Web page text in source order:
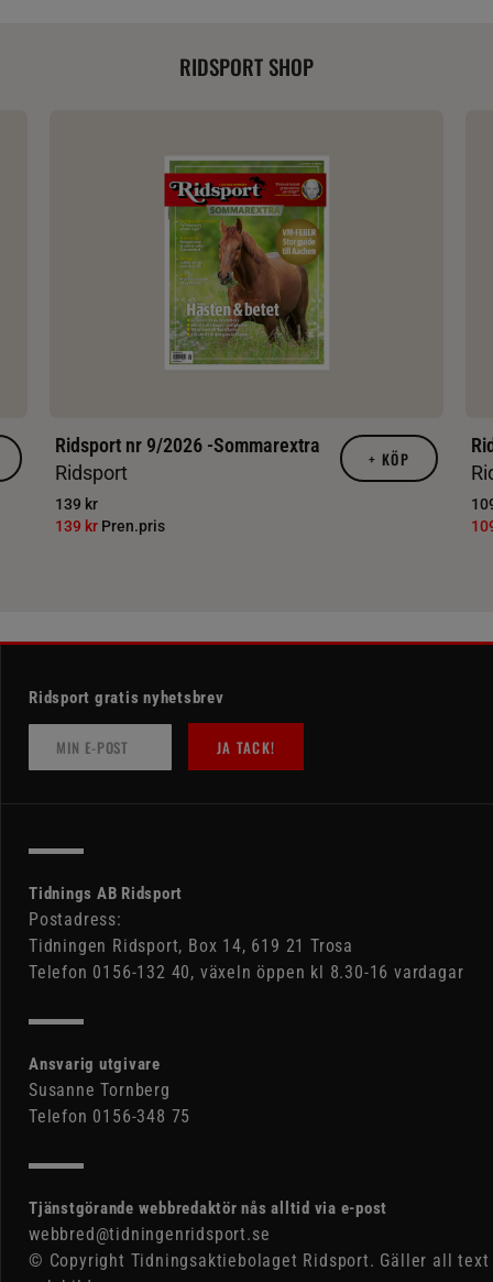
RIDSPORT SHOP
Ridsport nr 9/2026 -Sommarextra
Ridsport
139 kr
139 kr Pren.pris
+ KÖP
Ridsport gratis nyhetsbrev
JA TACK!
Tidnings AB Ridsport
Postadress:
Tidningen Ridsport, Box 14, 619 21 Trosa
Telefon 0156-132 40, växeln öppen kl 8.30-16 vardagar
Ansvarig utgivare
Susanne Tornberg
Telefon 0156-348 75
Tjänstgörande webbredaktör nås alltid via e-post
webbred@tidningenridsport.se
© Copyright Tidningsaktiebolaget Ridsport. Gäller all text